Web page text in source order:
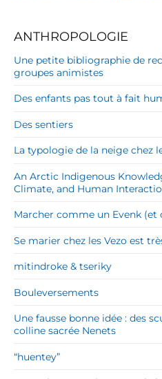
ANTHROPOLOGIE
Une petite bibliographie de
groupes animistes
Des enfants pas tout à fait
Des sentiers
La typologie de la neige chez
An Arctic Indigenous
Climate, and Human
Marcher comme un Evenk (et
Se marier chez les Vezo est
mitindroke & tseriky
Bouleversements
Une fausse bonne idée : des
colline sacrée Nenets
“huentey”